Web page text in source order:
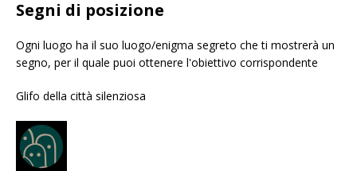
Segni di posizione
Ogni luogo ha il suo luogo/enigma segreto che ti mostrerà un
segno, per il quale puoi ottenere l'obiettivo corrispondente
Glifo della città silenziosa